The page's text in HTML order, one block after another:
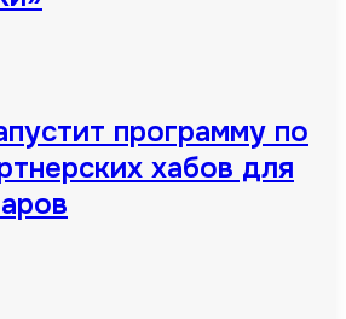
программу по
хабов для